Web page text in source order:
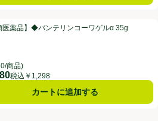
コーワゲルα 35g
象
医薬品】◆バンテリンコーワゲルα 35g
商品)
税込￥1,298
カートに追加する